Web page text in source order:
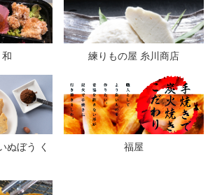
練りもの屋 糸川商店
ぬぼう く
福屋